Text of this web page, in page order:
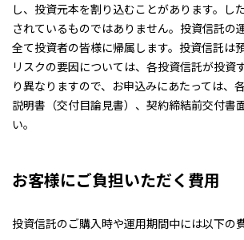
し、投資元本を割り込むことがあります。し
されているものではありません。投資信託の
全て投資者の皆様に帰属します。投資信託は
リスクの要因については、各投資信託が投資
り異なりますので、お申込みにあたっては、
説明書（交付目論見書）、契約締結前交付書
い。
お客様にご負担いただく費用
投資信託のご購入時や運用期間中には以下の